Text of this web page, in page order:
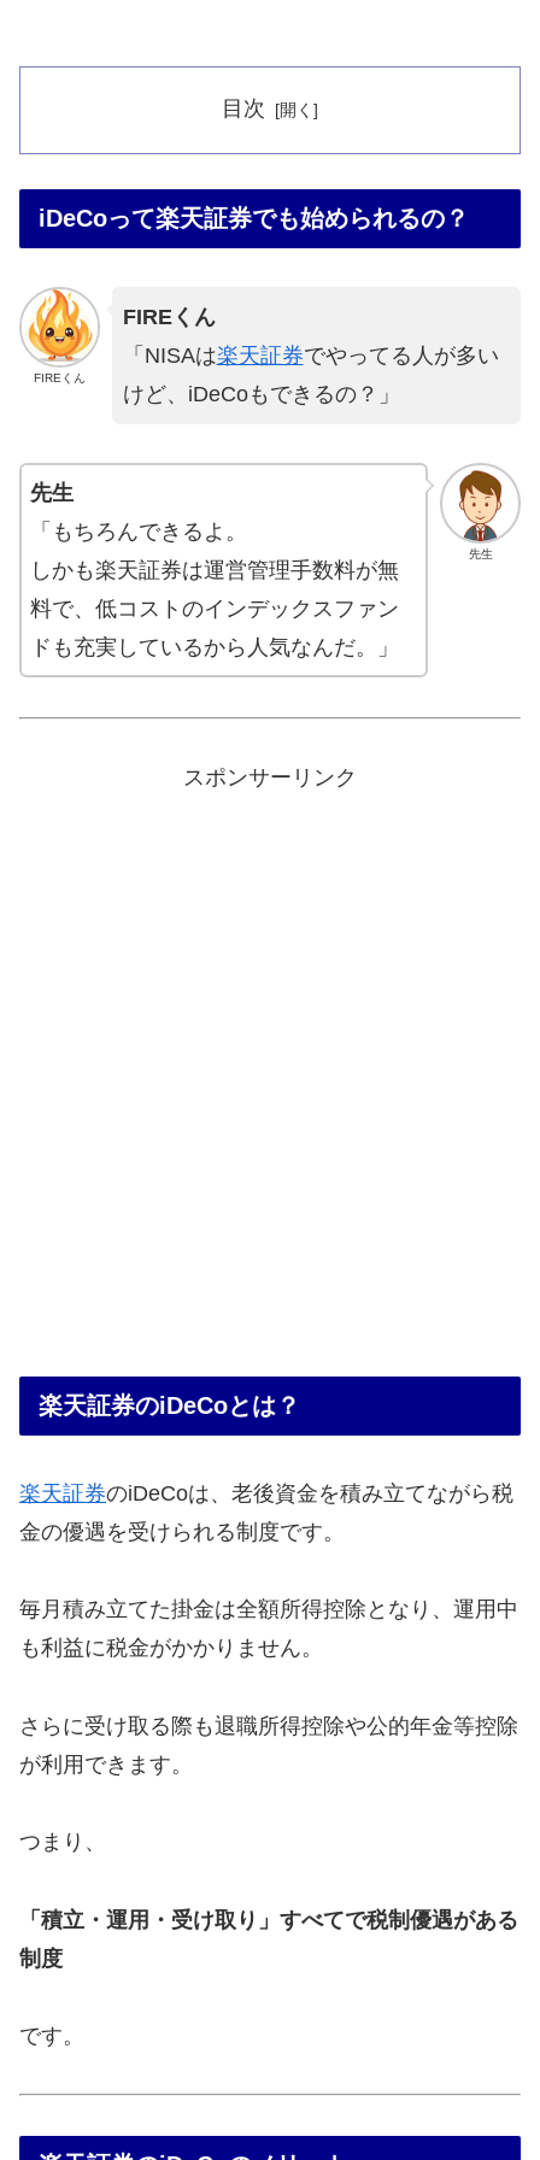
目次
iDeCoって楽天証券でも始められるの？
FIREくん
FIREくん
「NISAは楽天証券でやってる人が多い
けど、iDeCoもできるの？」
先生
先生
「もちろんできるよ。
しかも楽天証券は運営管理手数料が無
料で、低コストのインデックスファン
ドも充実しているから人気なんだ。」
スポンサーリンク
楽天証券のiDeCoとは？
楽天証券のiDeCoは、老後資金を積み立てながら税
金の優遇を受けられる制度です。
毎月積み立てた掛金は全額所得控除となり、運用中
も利益に税金がかかりません。
さらに受け取る際も退職所得控除や公的年金等控除
が利用できます。
つまり、
「積立・運用・受け取り」すべてで税制優遇がある
制度
です。